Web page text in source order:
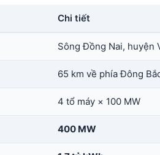
Chi tiết
Sông Đồng Nai, huyện
65 km về phía Đông
4 tổ máy × 100 MW
400 MW